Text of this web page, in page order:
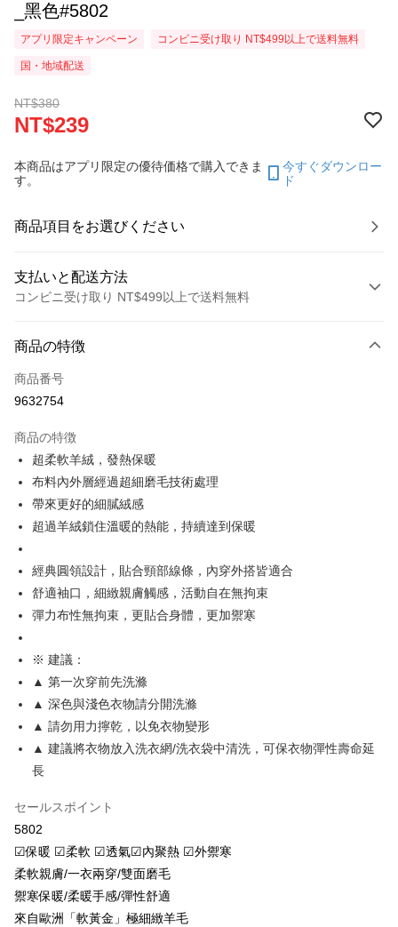
_黑色#5802
アプリ限定キャンペーン コンビニ受け取り NT$499以上で送料無料
国・地域配送
NT$380
NT$239
本商品はアプリ限定の優待価格で購入できま
す。
今すぐダウンロー
ド
商品項目をお選びください
支払いと配送方法
コンビニ受け取り NT$499以上で送料無料
クレジットカード1回払い
コンビニ店頭代金引換
Apple Pay
JKOPAY
Easy Wallet
Plus Pay
OP Pay Later
説明
1. 本サービスは台湾大哥大によって提供され、台湾大哥大のユーザーは追
加の申請なしで即時に利用可能です。
2. 支払い方法で「OP Pay Later」を選択すると、注文が成立した後に自動
的に OP Pay Later の取引プロセスに移行し、携帯番号を確認後、分割払
いの回数や支払い期限を選択し、支払いを確認すると取引が完了します。
3. 実際の承認額、分割回数および費用については、後続の取引確認ページ
4. 注文成立後30分以内に確認取引を行わない場合や審査が通過しない場
合、注文は自動的にキャンセルされます。「転専審査」に未通過の状況が
内容についての説明はいたしかねます。
【支払い方法の説明】
1. 分割払いの金額は電信請求書に統合されず、「OP Pay Later」は毎月の
締め日後に支払いリマインダーのSMSを送信します。
2. SMSのリンクを通じて請求書を開いた後、「コンビニバーコード／台湾
大直営店舗／銀行振込／街口支払い／iPASS MONEY」などのチャネルで
AFTEE代金後払い
説明
一、 AFTEE代金後払いについて
1.お支払い方法でAFTEE代金後払いを選択すると、携帯電話認証ウィンド
ウが表示されます。
2.SMSで認証してお支払い手続を進めてください。
3.注文するときのお支払いは不要です。商品はご指定の住所に配送されま
4.ご注文が完了すると、携帯に支払い通知のSMSが届きます。アプリ会員
5.商品受け取り時のお支払いは不要です。商品を確かめてから、SMSまた
はアプリの通知に従って、4大コンビニ、またはATM/オンラインバンキン
代金納付期限は最短で 14 日以内ですので、ご注意ください。AFTEE アプ
リをダウンロードして AFTEE 会員になるとお支払い期限を最長 45 日以内
まで延長できます。
Hami Point
會員帳號後，即可在購物車使用 Hami Point 折抵消費金額 (1點等於1元)。
ATM払い
配送方法
全家取貨付款
配送毎にNT$80、NT$499以上で送料無料
付款後全家取貨
商品の特徴
商品番号
9632754
商品の特徴
超柔軟羊絨，發熱保暖
布料內外層經過超細磨毛技術處理
帶來更好的細膩絨感
超過羊絨鎖住溫暖的熱能，持續達到保暖
經典圓領設計，貼合頸部線條，內穿外搭皆適合
舒適袖口，細緻親膚觸感，活動自在無拘束
彈力布性無拘束，更貼合身體，更加禦寒
※ 建議：
▲ 第一次穿前先洗滌
▲ 深色與淺色衣物請分開洗滌
▲ 請勿用力擰乾，以免衣物變形
▲ 建議將衣物放入洗衣網/洗衣袋中清洗，可保衣物彈性壽命延
長
セールスポイント
5802
☑保暖 ☑柔軟 ☑透氣☑內聚熱 ☑外禦寒
柔軟親膚/一衣兩穿/雙面磨毛
禦寒保暖/柔暖手感/彈性舒適
來自歐洲「軟黃金」極細緻羊毛